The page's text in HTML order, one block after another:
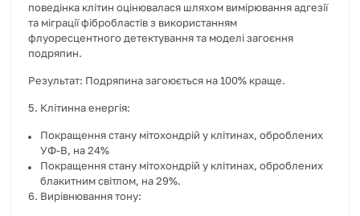
поведінка клітин оцінювалася шляхом вимірювання адгезії
та міграції фібробластів з використанням
флуоресцентного детектування та моделі загоєння
подряпин.
Результат: Подряпина загоюється на 100% краще.
5. Клітинна енергія:
Покращення стану мітохондрій у клітинах, оброблених
УФ-В, на 24%
Покращення стану мітохондрій у клітинах, оброблених
блакитним світлом, на 29%.
6. Вирівнювання тону: